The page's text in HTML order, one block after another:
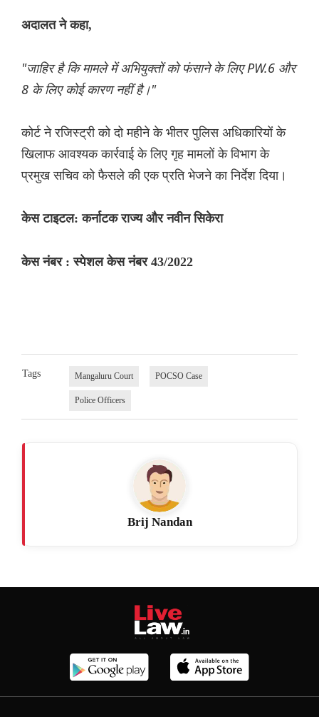
अदालत ने कहा,
"जाहिर है कि मामले में अभियुक्तों को फंसाने के लिए PW.6 और
8 के लिए कोई कारण नहीं है।"
कोर्ट ने रजिस्ट्री को दो महीने के भीतर पुलिस अधिकारियों के
खिलाफ आवश्यक कार्रवाई के लिए गृह मामलों के विभाग के
प्रमुख सचिव को फैसले की एक प्रति भेजने का निर्देश दिया।
केस टाइटल: कर्नाटक राज्य और नवीन सिकेरा
केस नंबर : स्पेशल केस नंबर 43/2022
Tags Mangaluru Court POCSO Case
Police Officers
Brij Nandan